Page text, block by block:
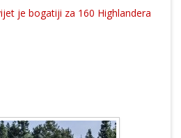
je bogatiji za 160 Highlandera